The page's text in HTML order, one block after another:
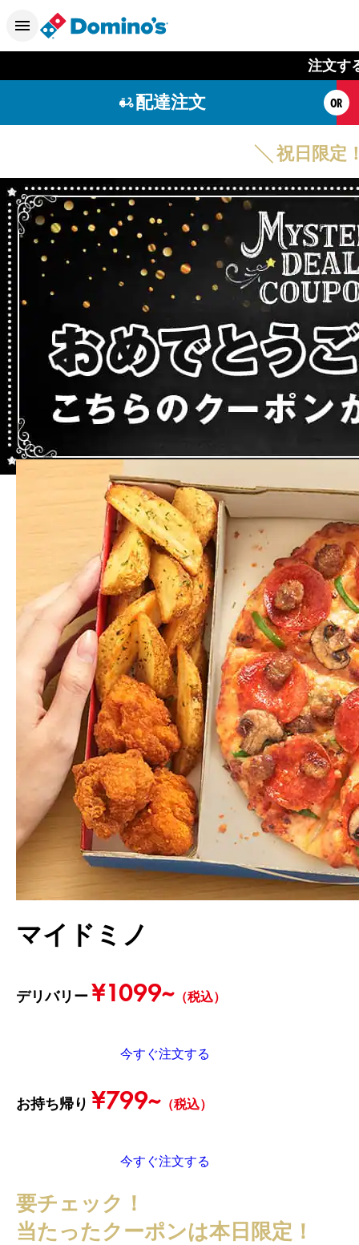
注文す
配達注文 OR
╲ 祝日限定
マイドミノ
デリバリー¥1099~ （税込）
今すぐ注文する
お持ち帰り ¥799~ （税込）
今すぐ注文する
要チェック！
当たったクーポンは本日限定！